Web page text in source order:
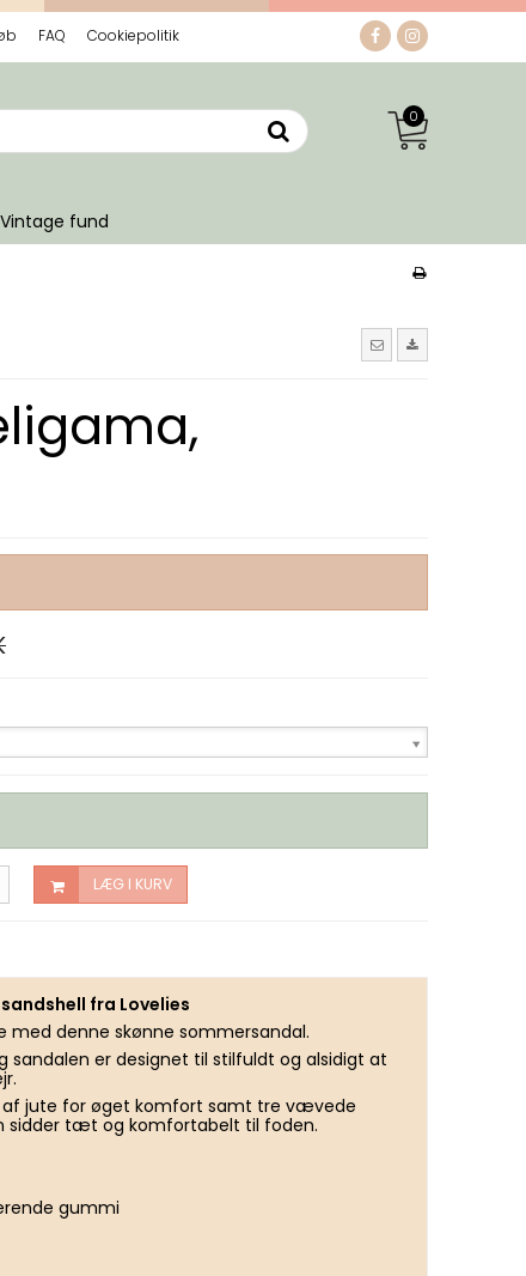
FAQ Cookiepolitik
0
Vintage fund
LÆG I KURV
fra Lovelies
med denne skønne sommersandal.
sandalen er designet til stilfuldt og alsidigt at
af jute for øget komfort samt tre vævede
sidder tæt og komfortabelt til foden.
gummi